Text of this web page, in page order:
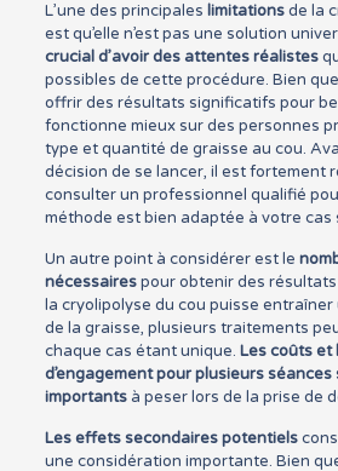
L’une des principales limitationsde la
est qu’elle n’est pas une solution
crucial d’avoir des attentes réalistes
possibles de cette procédure. Bien
offrir des résultats significatifs pour
fonctionne mieux sur des personnes
type et quantité de graisse au cou.
décision de se lancer, il est fortement
consulter un professionnel qualifié
méthode est bien adaptée à votre cas
Un autre point à considérer est le
nécessairespour obtenir des résultats
la cryolipolyse du cou puisse
de la graisse, plusieurs traitements
chaque cas étant unique. Les coûts et
d’engagement pour plusieurs
importantsà peser lors de la prise de
Les effets secondaires potentiels
une considération importante. Bien